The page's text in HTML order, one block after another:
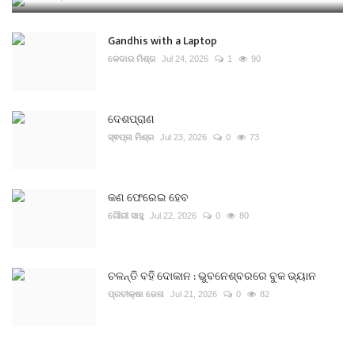
Gandhis with a Laptop
କେଦାର ମିଶ୍ର Jul 24, 2026 1 90
ଦେଶପ୍ରାଣ
ସ୍ଵପ୍ନା ମିଶ୍ର Jul 23, 2026 0 73
କଣ ଫେରେଇ ହେବ
ଗୌରୀ ସାହୁ Jul 22, 2026 0 80
ଚଳନ୍ତି ବହି ଦୋକାନ : ଭୁବନେଶ୍ବରରେ ବୁକ ଭ୍ୟାନ
ପ୍ରତୀକ୍ଷା ଜେନା Jul 21, 2026 0 82